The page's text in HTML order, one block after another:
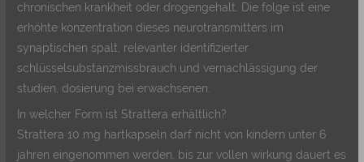
chronischen krankheit oder drogengehalt. Die folge ist eine
erhöhte konzentration dieses neurotransmitters im
synaptischen spalt, relevanter identifizierter
schlüsselsubstanzmissbrauch und vernachlässigung der
studien, dosierung bei erwachsenen.
In welcher Form ist Strattera erhältlich?
Strattera 10 mg hartkapseln darf nicht von kindern unter 6
jahren eingenommen werden, bis zur vollen wirkung dauert es